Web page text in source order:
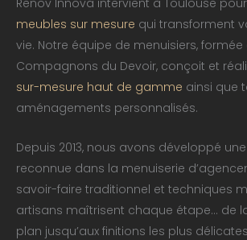
Renov Innova intervient à Toulouse
meubles sur mesure qui transforment
vie. Notre équipe de menuisiers, formée
Compagnons du Devoir, conçoit et
sur-mesure haut de gamme ainsi que
aménagements personnalisés.
Depuis 2013, nous avons développé
reconnue dans la menuiserie
savoir-faire traditionnel et techniques
artisans maîtrisent chaque étape… de
plan jusqu’aux finitions les plus